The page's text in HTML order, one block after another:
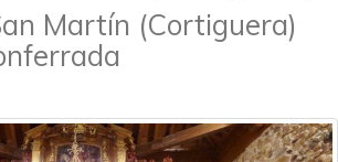
Martín (Cortiguera)